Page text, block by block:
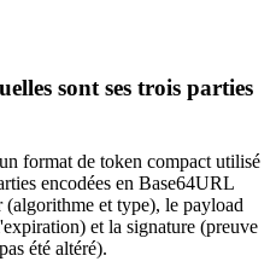
sont ses trois parties
format de token compact utilisé
encodées en Base64URL
(algorithme et type), le payload
et la signature (preuve
été altéré).